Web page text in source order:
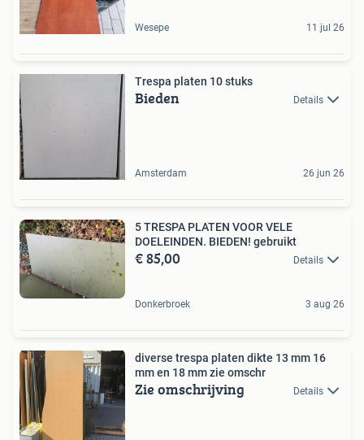
Wesepe 11 jul 26
Trespa platen 10 stuks
Bieden Details
Amsterdam 26 jun 26
5 TRESPA PLATEN VOOR VELE
DOELEINDEN. BIEDEN! gebruikt
€ 85,00 Details
Donkerbroek 3 aug 26
diverse trespa platen dikte 13 mm 16
mm en 18 mm zie omschr
Zie omschrijving Details